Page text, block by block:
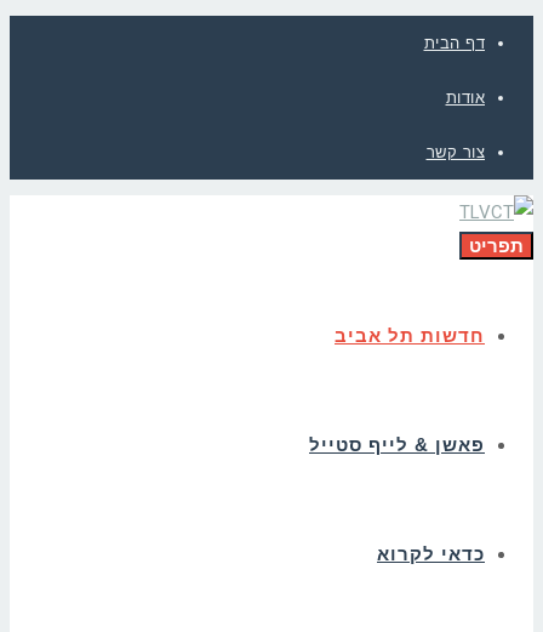
דף הבית
אודות
צור קשר
תפריט
חדשות תל אביב
פאשן & לייף סטייל
כדאי לקרוא